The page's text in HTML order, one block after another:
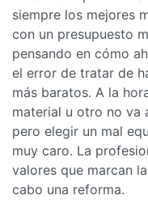
siempre los mejores
con un presupuesto
pensando en cómo
el error de tratar de
más baratos. A la
material u otro no va
pero elegir un mal
muy caro. La
valores que marcan
cabo una reforma.